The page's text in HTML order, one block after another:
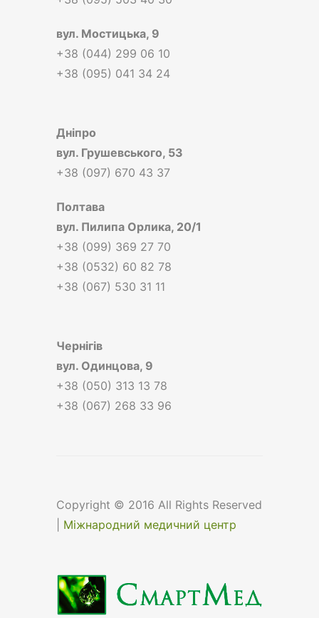
вул. Мостицька, 9
+38 (044) 299 06 10
+38 (095) 041 34 24
Дніпро
вул. Грушевського, 53
+38 (097) 670 43 37
Полтава
вул. Пилипа Орлика, 20/1
+38 (099) 369 27 70
+38 (0532) 60 82 78
+38 (067) 530 31 11
Чернігів
вул. Одинцова, 9
+38 (050) 313 13 78
+38 (067) 268 33 96
Copyright © 2016 All Rights Reserved
Міжнародний медичний центр